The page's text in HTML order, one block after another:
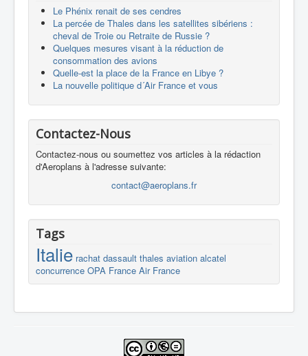
DronesLe Phénix renait de ses cendres
La percée de Thales dans les satellites sibériens :
cheval de Troie ou Retraite de Russie ?
Quelques mesures visant à la réduction de
consommation des avions
Quelle-est la place de la France en Libye ?
La nouvelle politique d´Air France et vous
Contactez-Nous
Contactez-nous ou soumettez vos articles à la rédaction
d'Aeroplans à l'adresse suivante:
contact@aeroplans.fr
Tags
Italie rachat dassault thales aviation alcatel
concurrence OPA France Air France